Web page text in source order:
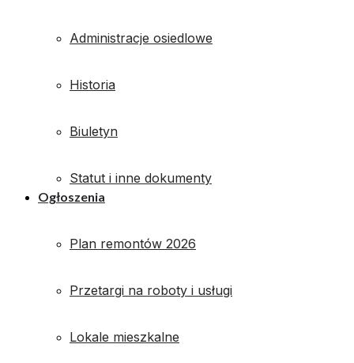
Administracje osiedlowe
Historia
Biuletyn
Statut i inne dokumenty
Ogłoszenia
Plan remontów 2026
Przetargi na roboty i usługi
Lokale mieszkalne